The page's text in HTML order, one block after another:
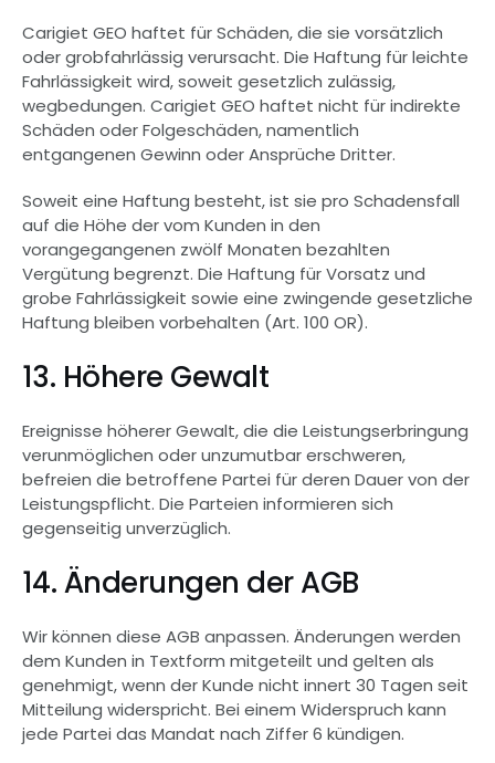
Carigiet GEO haftet für Schäden, die sie vorsätzlich
oder grobfahrlässig verursacht. Die Haftung für leichte
Fahrlässigkeit wird, soweit gesetzlich zulässig,
wegbedungen. Carigiet GEO haftet nicht für indirekte
Schäden oder Folgeschäden, namentlich
entgangenen Gewinn oder Ansprüche Dritter.
Soweit eine Haftung besteht, ist sie pro Schadensfall
auf die Höhe der vom Kunden in den
vorangegangenen zwölf Monaten bezahlten
Vergütung begrenzt. Die Haftung für Vorsatz und
grobe Fahrlässigkeit sowie eine zwingende gesetzliche
Haftung bleiben vorbehalten (Art. 100 OR).
13. Höhere Gewalt
Ereignisse höherer Gewalt, die die Leistungserbringung
verunmöglichen oder unzumutbar erschweren,
befreien die betroffene Partei für deren Dauer von der
Leistungspflicht. Die Parteien informieren sich
gegenseitig unverzüglich.
14. Änderungen der AGB
Wir können diese AGB anpassen. Änderungen werden
dem Kunden in Textform mitgeteilt und gelten als
genehmigt, wenn der Kunde nicht innert 30 Tagen seit
Mitteilung widerspricht. Bei einem Widerspruch kann
jede Partei das Mandat nach Ziffer 6 kündigen.